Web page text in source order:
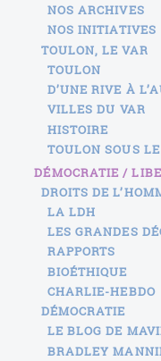
NOS ARCHIVES
NOS INITIATIVES
TOULON, LE VAR
TOULON
D’UNE RIVE À
VILLES DU VAR
HISTOIRE
TOULON SOUS
DÉMOCRATIE /
DROITS DE
LA LDH
LES GRANDES
RAPPORTS
BIOÉTHIQUE
CHARLIE-HEBDO
DÉMOCRATIE
LE BLOG DE
BRADLEY